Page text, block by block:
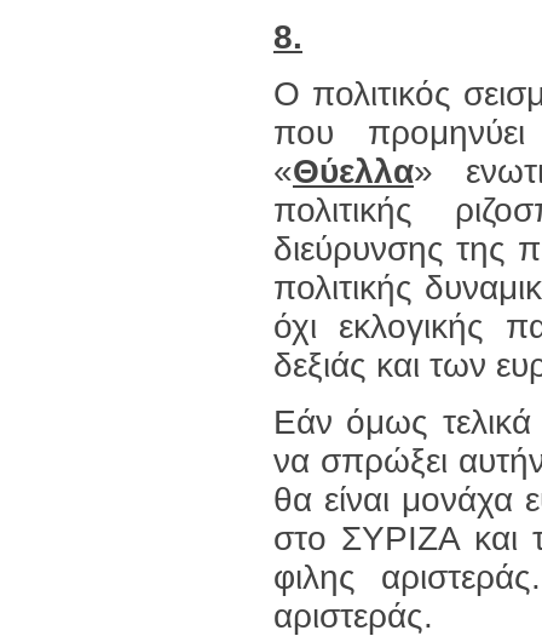
8.
Ο πολιτικός
που
«Θύελλα»
πολιτικής
διεύρυνσης της
πολιτικής
όχι εκλογικής
δεξιάς και των
Εάν όμως τελικά
να σπρώξει αυτήν
θα είναι
στο ΣΥΡΙΖΑ και
φιλης
αριστεράς.